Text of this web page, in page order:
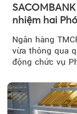
nhiệm hai
Ngân hàng
vừa thông qua
động chức vụ